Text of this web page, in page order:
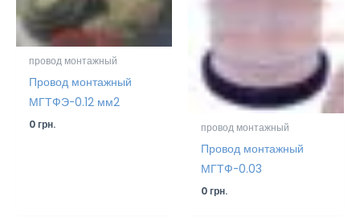
провод монтажный
Провод монтажный
МГТФЭ-0.12 мм2
0грн. провод монтажный
Провод монтажный
МГТФ-0.03
0грн.